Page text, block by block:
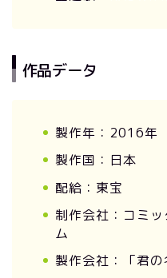
作品データ
製作年：2016年
製作国：日本
配給：東宝
制作会社：コミ
ム
製作会社：「君